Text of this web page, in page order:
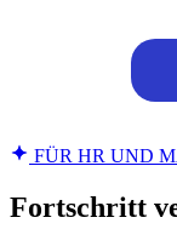
FÜR HR UND
Fortschritt